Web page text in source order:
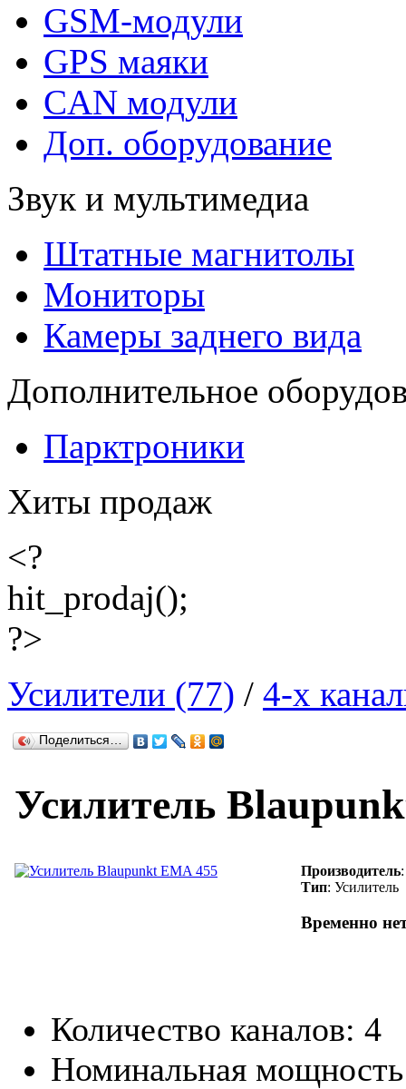
GSM-модули
GPS маяки
CAN модули
Доп. оборудование
Звук и мультимедиа
Штатные магнитолы
Мониторы
Камеры заднего вида
Дополнительное
Парктроники
Хиты продаж
<?
hit_prodaj();
?>
Усилители (77) / 4-х
Поделиться…
Усилитель
Производитель
Тип: Усилитель
Временно
Количество каналов: 4
Номинальная